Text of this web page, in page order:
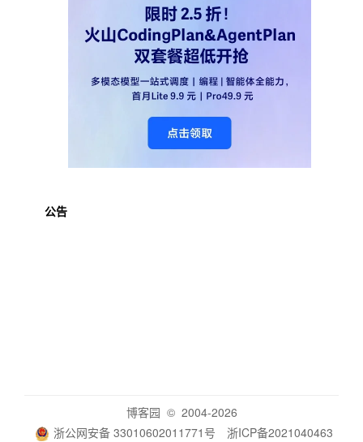
公告
博客园 © 2004-2026
浙公网安备 33010602011771号
浙ICP备2021040463